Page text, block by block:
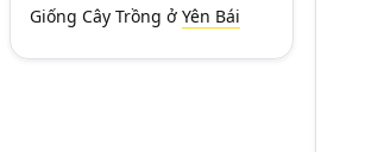
Giống Cây Trồng ở Yên Bái